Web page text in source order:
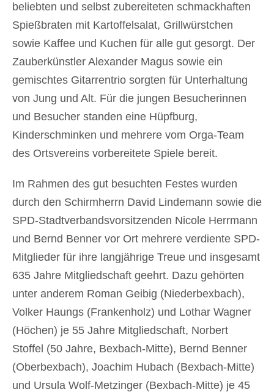
beliebten und selbst zubereiteten schmackhaften
Spießbraten mit Kartoffelsalat, Grillwürstchen
sowie Kaffee und Kuchen für alle gut gesorgt. Der
Zauberkünstler Alexander Magus sowie ein
gemischtes Gitarrentrio sorgten für Unterhaltung
von Jung und Alt. Für die jungen Besucherinnen
und Besucher standen eine Hüpfburg,
Kinderschminken und mehrere vom Orga-Team
des Ortsvereins vorbereitete Spiele bereit.
Im Rahmen des gut besuchten Festes wurden
durch den Schirmherrn David Lindemann sowie die
SPD-Stadtverbandsvorsitzenden Nicole Herrmann
und Bernd Benner vor Ort mehrere verdiente SPD-
Mitglieder für ihre langjährige Treue und insgesamt
635 Jahre Mitgliedschaft geehrt. Dazu gehörten
unter anderem Roman Geibig (Niederbexbach),
Volker Haungs (Frankenholz) und Lothar Wagner
(Höchen) je 55 Jahre Mitgliedschaft, Norbert
Stoffel (50 Jahre, Bexbach-Mitte), Bernd Benner
(Oberbexbach), Joachim Hubach (Bexbach-Mitte)
und Ursula Wolf-Metzinger (Bexbach-Mitte) je 45